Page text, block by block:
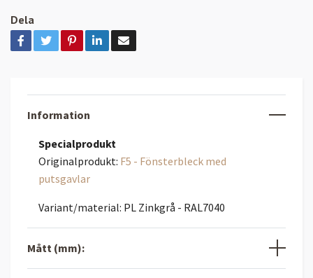
Dela
Information
Specialprodukt
Originalprodukt: F5 - Fönsterbleck med
putsgavlar
Variant/material: PL Zinkgrå - RAL7040
Mått (mm):